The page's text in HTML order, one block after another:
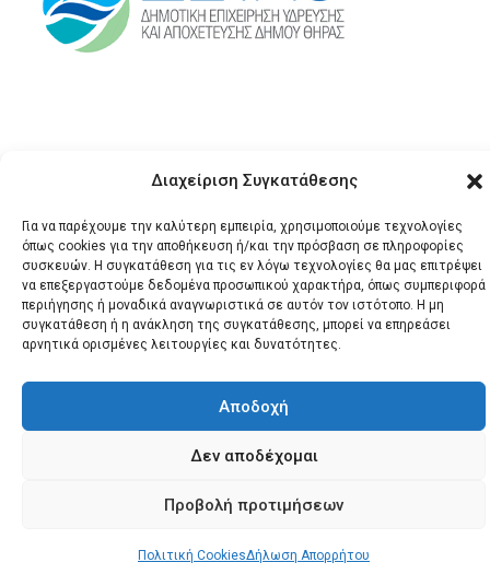
Διαχείριση Συγκατάθεσης
Για να παρέχουμε την καλύτερη εμπειρία, χρησιμοποιούμε τεχνολογίες
όπως cookies για την αποθήκευση ή/και την πρόσβαση σε πληροφορίες
συσκευών. Η συγκατάθεση για τις εν λόγω τεχνολογίες θα μας επιτρέψει
να επεξεργαστούμε δεδομένα προσωπικού χαρακτήρα, όπως συμπεριφορά
περιήγησης ή μοναδικά αναγνωριστικά σε αυτόν τον ιστότοπο. Η μη
συγκατάθεση ή η ανάκληση της συγκατάθεσης, μπορεί να επηρεάσει
αρνητικά ορισμένες λειτουργίες και δυνατότητες.
Αποδοχή
Δεν αποδέχομαι
Προβολή προτιμήσεων
Πολιτική CookiesΔήλωση Απορρήτου
© 2026 Santonews - Όλα
τα δικαιώματα
κατοχυρωμένα.